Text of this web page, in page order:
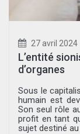
27 avril 2024
L’entité
d’organes
Sous le
humain est
Son seul rôle
profit en tant
sujet destiné au